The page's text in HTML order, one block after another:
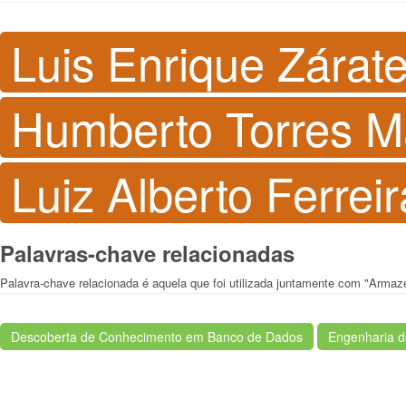
Luis Enrique
Humberto Torres
Luiz Alberto
Palavras-chave relacionadas
Palavra-chave relacionada é aquela que foi utilizada juntamente com
Descoberta de Conhecimento em Banco de Dados Engenharia